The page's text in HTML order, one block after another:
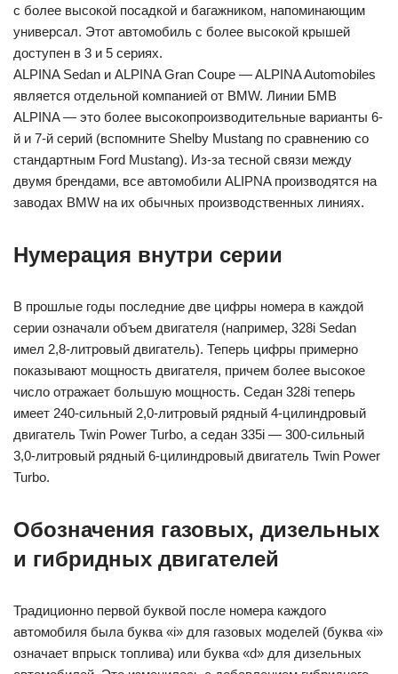
с более высокой посадкой и багажником, напоминающим
универсал. Этот автомобиль с более высокой крышей
доступен в 3 и 5 сериях.
ALPINA Sedan и ALPINA Gran Coupe — ALPINA Automobiles
является отдельной компанией от BMW. Линии БМВ
ALPINA — это более высокопроизводительные варианты 6-
й и 7-й серий (вспомните Shelby Mustang по сравнению со
стандартным Ford Mustang). Из-за тесной связи между
двумя брендами, все автомобили ALIPNA производятся на
заводах BMW на их обычных производственных линиях.
Нумерация внутри серии
В прошлые годы последние две цифры номера в каждой
серии означали объем двигателя (например, 328i Sedan
имел 2,8-литровый двигатель). Теперь цифры примерно
показывают мощность двигателя, причем более высокое
число отражает большую мощность. Седан 328i теперь
имеет 240-сильный 2,0-литровый рядный 4-цилиндровый
двигатель Twin Power Turbo, а седан 335i — 300-сильный
3,0-литровый рядный 6-цилиндровый двигатель Twin Power
Turbo.
Обозначения газовых, дизельных
и гибридных двигателей
Традиционно первой буквой после номера каждого
автомобиля была буква «i» для газовых моделей (буква «i»
означает впрыск топлива) или буква «d» для дизельных